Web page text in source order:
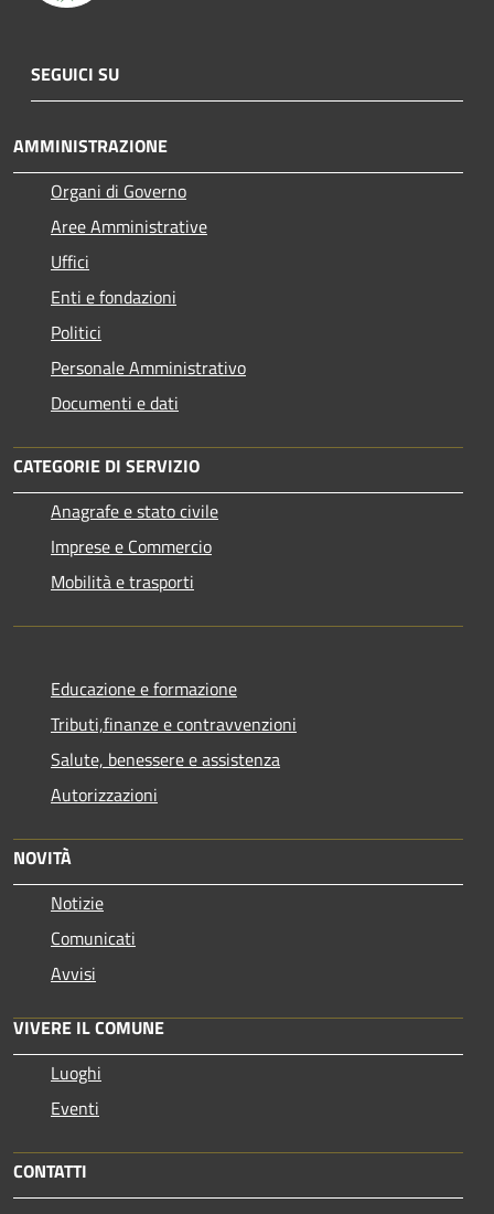
SEGUICI SU
AMMINISTRAZIONE
Organi di Governo
Aree Amministrative
Uffici
Enti e fondazioni
Politici
Personale Amministrativo
Documenti e dati
CATEGORIE DI SERVIZIO
Anagrafe e stato civile
Imprese e Commercio
Mobilità e trasporti
Educazione e formazione
Tributi,finanze e contravvenzioni
Salute, benessere e assistenza
Autorizzazioni
NOVITÀ
Notizie
Comunicati
Avvisi
VIVERE IL COMUNE
Luoghi
Eventi
CONTATTI